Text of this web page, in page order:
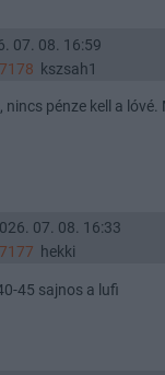
07. 08. 16:59
kszsah1
pénze kell a lóvé.
07. 08. 16:33
hekki
45 sajnos a lufi